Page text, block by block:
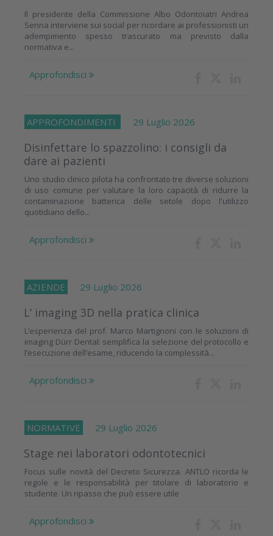
Il presidente della Commissione Albo Odontoiatri Andrea
Senna interviene sui social per ricordare ai professionisti un
adempimento spesso trascurato ma previsto dalla
normativa e...
Approfondisci
APPROFONDIMENTI 29 Luglio 2026
Disinfettare lo spazzolino: i consigli da
dare ai pazienti
Uno studio clinico pilota ha confrontato tre diverse soluzioni
di uso comune per valutare la loro capacità di ridurre la
contaminazione batterica delle setole dopo l'utilizzo
quotidiano dello...
Approfondisci
AZIENDE 29 Luglio 2026
L’ imaging 3D nella pratica clinica
L’esperienza del prof. Marco Martignoni con le soluzioni di
imaging Dürr Dental: semplifica la selezione del protocollo e
l’esecuzione dell’esame, riducendo la complessità...
Approfondisci
NORMATIVE 29 Luglio 2026
Stage nei laboratori odontotecnici
Focus sulle novità del Decreto Sicurezza. ANTLO ricorda le
regole e le responsabilità per titolare di laboratorio e
studente. Un ripasso che può essere utile
Approfondisci